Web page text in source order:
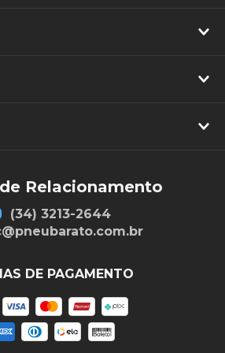
Relacionamento
(34) 3213-2644
DE PAGAMENTO